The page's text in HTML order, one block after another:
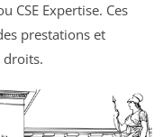
CSE Expertise. Ces
prestations et
droits.